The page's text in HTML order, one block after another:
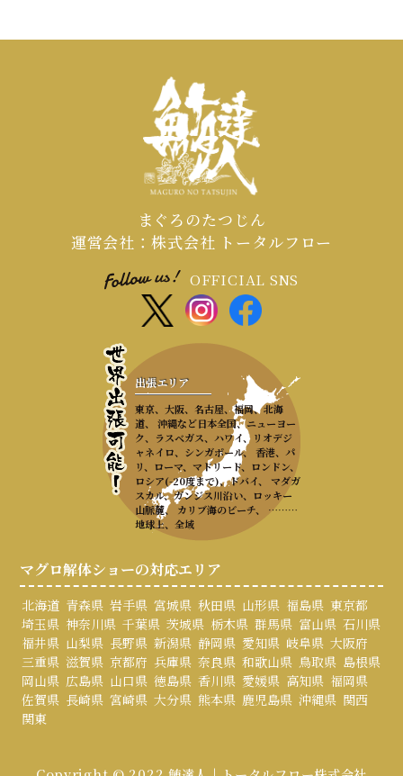
まぐろのたつじん
運営会社：株式会社 トータルフロー
OFFICIAL SNS
出張エリア
東京、大阪、名古屋、福岡、北海
道、 沖縄など日本全国、ニューヨー
ク、ラスベガス、ハワイ、リオデジ
ャネイロ、シンガポール、 香港、パ
リ、ローマ、マドリード、ロンドン、
ロシア(-20度まで)、ドバイ、 マダガ
スカル、ガンジス川沿い、ロッキー
山脈麓、 カリブ海のビーチ、 ………
地球上、全域
マグロ解体ショーの対応エリア
北海道 青森県 岩手県 宮城県 秋田県 山形県 福島県 東京都
埼玉県 神奈川県 千葉県 茨城県 栃木県 群馬県 富山県 石川県
福井県 山梨県 長野県 新潟県 静岡県 愛知県 岐阜県 大阪府
三重県 滋賀県 京都府 兵庫県 奈良県 和歌山県 鳥取県 島根県
岡山県 広島県 山口県 徳島県 香川県 愛媛県 高知県 福岡県
佐賀県 長崎県 宮崎県 大分県 熊本県 鹿児島県 沖縄県 関西
関東